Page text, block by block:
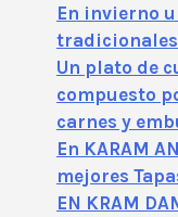
En invierno
Un plato de
compuesto
carnes y
En KARAM
mejores
EN KRAM